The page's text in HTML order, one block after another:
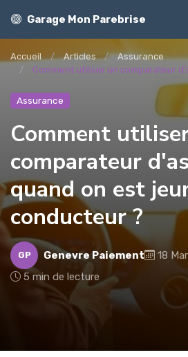
Garage Mon Parebrise
Accueil Articles
Assurance
Comment utiliser un comparateur
Assurance
Comment
comparateur
quand on est
conducteur ?
GP Genevre Paiement
18
5 min de lecture